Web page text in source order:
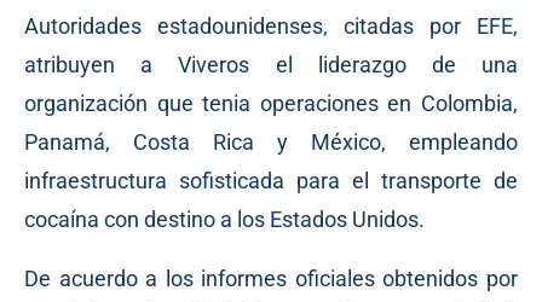
Autoridades estadounidenses, citadas por EFE,
atribuyen a Viveros el liderazgo de una
organización que tenia operaciones en Colombia,
Panamá, Costa Rica y México, empleando
infraestructura sofisticada para el transporte de
cocaína con destino a los Estados Unidos.
De acuerdo a los informes oficiales obtenidos por